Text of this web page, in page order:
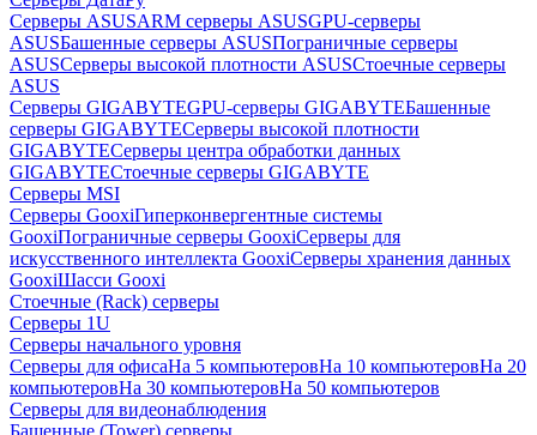
Серверы ASUSARM серверы ASUSGPU-серверы
ASUSБашенные серверы ASUSПограничные серверы
ASUSСерверы высокой плотности ASUSСтоечные серверы
ASUS
Серверы GIGABYTEGPU-серверы GIGABYTEБашенные
серверы GIGABYTEСерверы высокой плотности
GIGABYTEСерверы центра обработки данных
GIGABYTEСтоечные серверы GIGABYTE
Серверы MSI
Серверы GooxiГиперконвергентные системы
GooxiПограничные серверы GooxiСерверы для
искусственного интеллекта GooxiСерверы хранения данных
GooxiШасси Gooxi
Стоечные (Rack) серверы
Серверы 1U
Серверы начального уровня
Серверы для офисаНа 5 компьютеровНа 10 компьютеровНа 20
компьютеровНа 30 компьютеровНа 50 компьютеров
Серверы для видеонаблюдения
Башенные (Tower) серверы